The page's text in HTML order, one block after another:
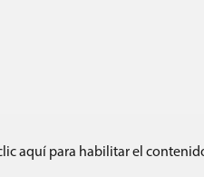
aquí para habilitar el